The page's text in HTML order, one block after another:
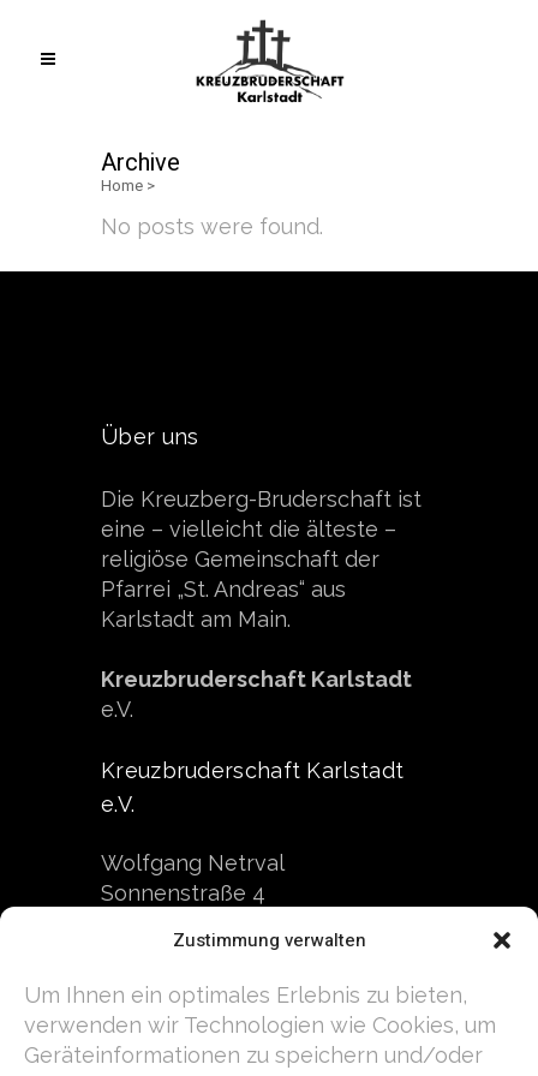
Zustimmung verwalten
Um Ihnen ein optimales Erlebnis zu bieten,
verwenden wir Technologien wie Cookies, um
Geräteinformationen zu speichern und/oder
Archive
Home>
No posts were found.
Über uns
Die Kreuzberg-Bruderschaft ist
eine – vielleicht die älteste –
religiöse Gemeinschaft der
Pfarrei „St. Andreas“ aus
Karlstadt am Main.
Kreuzbruderschaft Karlstadt
e.V.
Kreuzbruderschaft Karlstadt
e.V.
Wolfgang Netrval
Sonnenstraße 4
Kontakt
Telefon: +49 9353 7579